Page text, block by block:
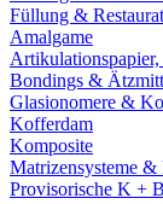
Füllung &
Amalgame
Bondings &
Glasionomere &
Kofferdam
Komposite
Matrizensysteme &
Provisorische K +